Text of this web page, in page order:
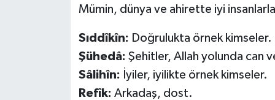
Mümin, dünya ve ahirette iyi
Sıddîkîn: Doğrulukta örnek kimseler.
Şühedâ: Şehitler, Allah yolunda can
Sâlihîn: İyiler, iyilikte örnek kimseler.
Refîk: Arkadaş, dost.
Çankırı Müftülüğü
Çorum Müftülüğü
Denizli Müftülüğü
Bilim, Teknoloji
Biyografiler
Diyanet TV